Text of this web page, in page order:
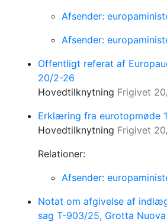
Afsender:
Afsender:
Offentligt referat af
20/2-26
Hovedtilknytning Frigivet
Erklæring fra eurotopmøde
Hovedtilknytning Frigivet
Relationer:
Afsender:
Notat om afgivelse af
sag T-903/25, Grotta Nuova